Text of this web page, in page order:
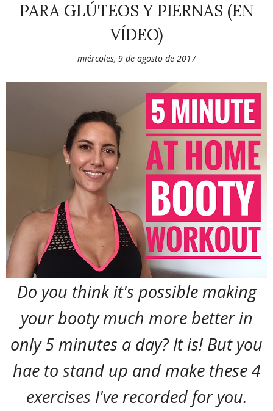
PARA GLÚTEOS Y PIERNAS (EN
VÍDEO)
miércoles, 9 de agosto de 2017
Do you think it's possible making
your booty much more better in
only 5 minutes a day? It is! But you
hae to stand up and make these 4
exercises I've recorded for you.